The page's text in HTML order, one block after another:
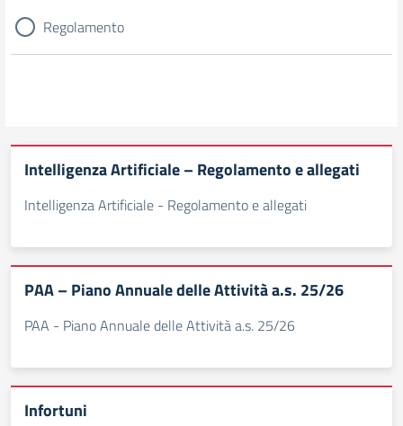
Regolamento
Intelligenza Artificiale – Regolamento e allegati
Intelligenza Artificiale - Regolamento e allegati
PAA – Piano Annuale delle Attività a.s. 25/26
PAA - Piano Annuale delle Attività a.s. 25/26
Infortuni